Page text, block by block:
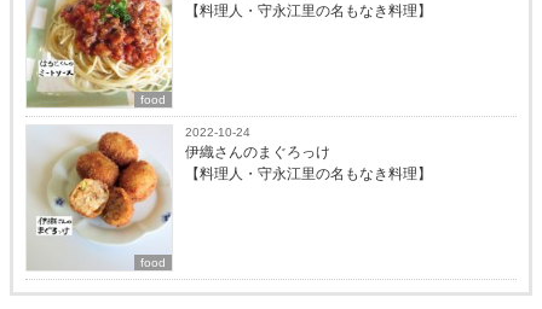
food
【料理人・守永江里の名もなき料理】
food
2022-10-24
伊織さんのまぐろっけ
【料理人・守永江里の名もなき料理】